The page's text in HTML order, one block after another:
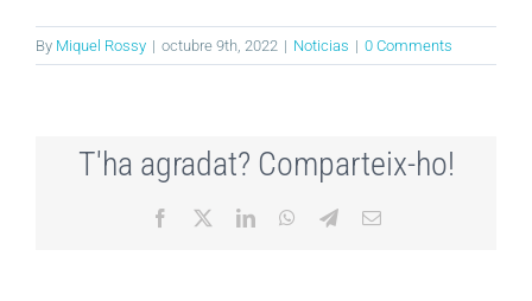
By Miquel Rossy | octubre 9th, 2022 | Noticias | 0 Comments
T'ha agradat? Comparteix-ho!
Facebook LinkedInWhatsApp
TelegramEmail